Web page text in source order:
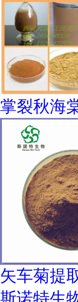
掌裂秋海
矢车菊提
斯诺特生